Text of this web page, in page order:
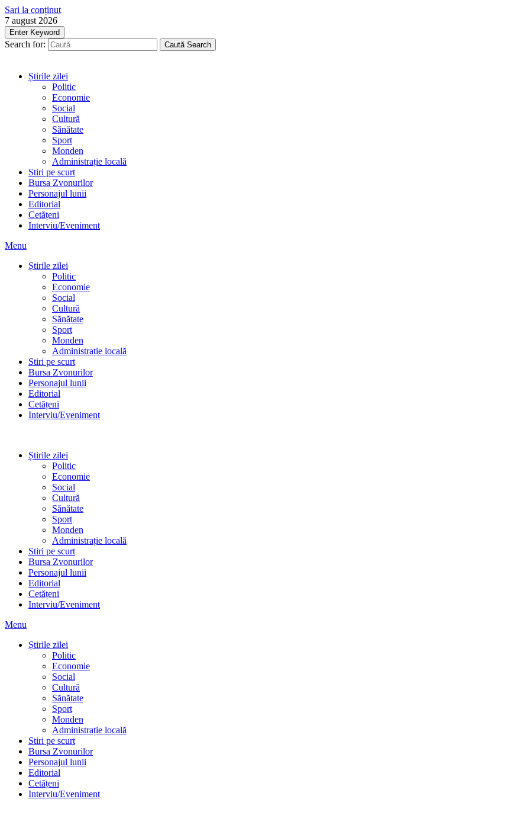
Sari la conținut
7 august 2026
Enter Keyword
Search for: Caută Search
Știrile zilei
Politic
Economie
Social
Cultură
Sănătate
Sport
Monden
Administrație locală
Stiri pe scurt
Bursa Zvonurilor
Personajul lunii
Editorial
Cetățeni
Interviu/Eveniment
Menu
Știrile zilei
Politic
Economie
Social
Cultură
Sănătate
Sport
Monden
Administrație locală
Stiri pe scurt
Bursa Zvonurilor
Personajul lunii
Editorial
Cetățeni
Interviu/Eveniment
Știrile zilei
Politic
Economie
Social
Cultură
Sănătate
Sport
Monden
Administrație locală
Stiri pe scurt
Bursa Zvonurilor
Personajul lunii
Editorial
Cetățeni
Interviu/Eveniment
Menu
Știrile zilei
Politic
Economie
Social
Cultură
Sănătate
Sport
Monden
Administrație locală
Stiri pe scurt
Bursa Zvonurilor
Personajul lunii
Editorial
Cetățeni
Interviu/Eveniment